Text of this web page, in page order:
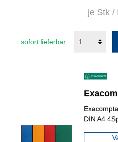
je Stk /
sofort lieferbar
DIN A4